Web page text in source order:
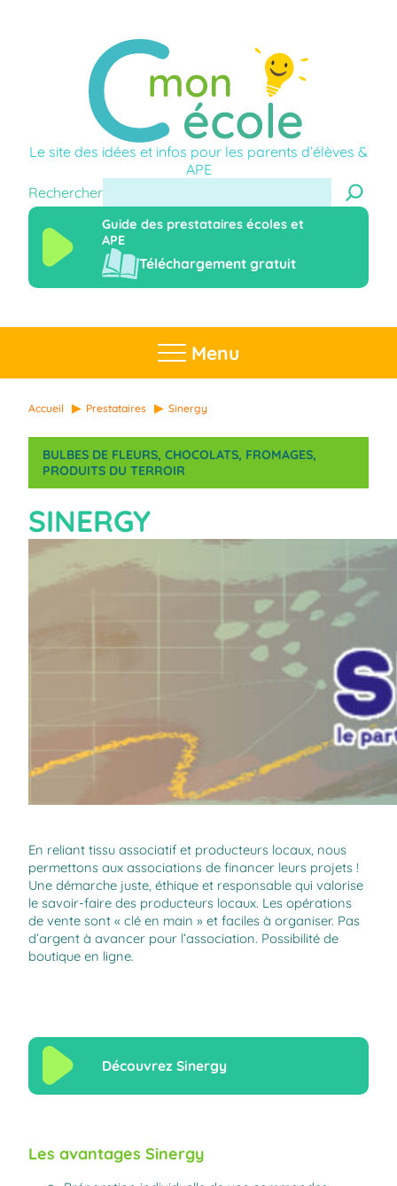
Le site des idées et infos pour les parents d’élèves &
APE
Rechercher
Guide des prestataires écoles et
APE
Téléchargement gratuit
Menu
Accueil Prestataires Sinergy
BULBES DE FLEURS, CHOCOLATS, FROMAGES
PRODUITS DU TERROIR
SINERGY
En reliant tissu associatif et producteurs locaux, nous
permettons aux associations de financer leurs projets !
Une démarche juste, éthique et responsable qui valorise
le savoir-faire des producteurs locaux. Les opérations
de vente sont « clé en main » et faciles à organiser. Pas
d’argent à avancer pour l’association. Possibilité de
boutique en ligne.
Découvrez Sinergy
Les avantages Sinergy